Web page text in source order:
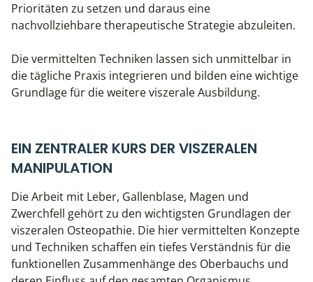
Prioritäten zu setzen und daraus eine
nachvollziehbare therapeutische Strategie abzuleiten.
Die vermittelten Techniken lassen sich unmittelbar in
die tägliche Praxis integrieren und bilden eine wichtige
Grundlage für die weitere viszerale Ausbildung.
EIN ZENTRALER KURS DER VISZERALEN
MANIPULATION
Die Arbeit mit Leber, Gallenblase, Magen und
Zwerchfell gehört zu den wichtigsten Grundlagen der
viszeralen Osteopathie. Die hier vermittelten Konzepte
und Techniken schaffen ein tiefes Verständnis für die
funktionellen Zusammenhänge des Oberbauchs und